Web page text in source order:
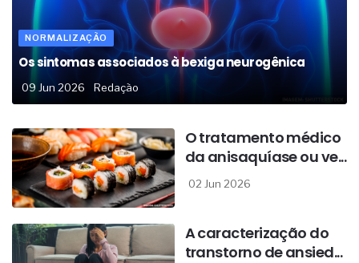
NORMALIZAÇÃO
Os sintomas associados à bexiga neurogênica
09 Jun 2026 Redação
O tratamento médico
da anisaquíase ou ve...
02 Jun 2026
A caracterização do
transtorno de ansied...